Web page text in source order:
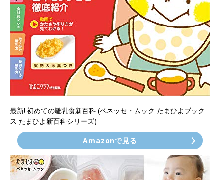
最新! 初めての離乳食新百科 (ベネッセ・ムック たまひよブック
ス たまひよ新百科シリーズ)
Amazonで見る